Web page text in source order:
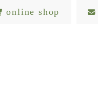
online shop